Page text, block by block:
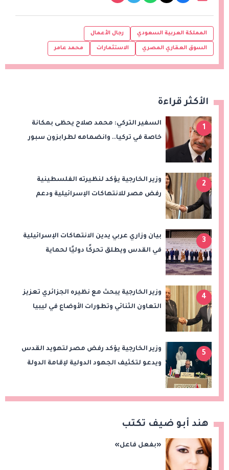
المملكة العربية السعودي رجال الأعمال
السوق العقاري المصري الاستثمارات محمد عامر
الأكثر قراءة
1
السفير التركي: محمد صلاح يحظى بمكانة
خاصة في تركيا.. وانضمامه لطرابزون سبور
2
وزير الخارجية يؤكد لنظيرته الفلسطينية
رفض مصر للانتهاكات الإسرائيلية ودعم
3
بيان وزاري عربي يدين الانتهاكات الإسرائيلية
في القدس ويطلق تحركًا دوليًا لحماية
4
وزير الخارجية يبحث مع نظيره الجزائري تعزيز
التعاون الثنائي وتطورات الأوضاع في ليبيا
5
وزير الخارجية يؤكد رفض مصر لتهويد القدس
ويدعو لتكثيف الجهود الدولية لإقامة الدولة
هند أبو ضيف تكتب
«بفعل فاعل»